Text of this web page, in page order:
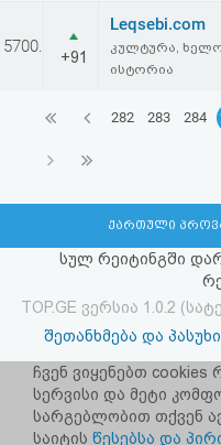
5700.
+91
Leqsebi.com
კულტურა,
ისტორია
282 283 284
ქართული
სულ რეიტინგში
TOP.GE ვერსია 1.0.2
შეთანხმება და
იხილეთ TOP.GE -
ჩვენ ვიყენებთ
სერვისი და მეტი
სარგებლობით თქვენ
საიტის წესებსა და